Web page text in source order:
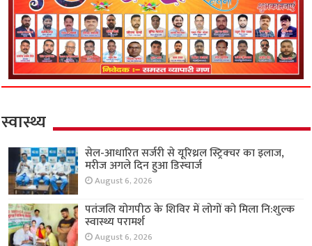
स्वास्थ्य
सेल-आधारित सर्जरी से यूरिथ्रल स्ट्रिक्चर का इलाज,
मरीज अगले दिन हुआ डिस्चार्ज
August 6, 2026
पतंजलि योगपीठ के शिविर में लोगों को मिला नि:शुल्क
स्वास्थ्य परामर्श
August 6, 2026